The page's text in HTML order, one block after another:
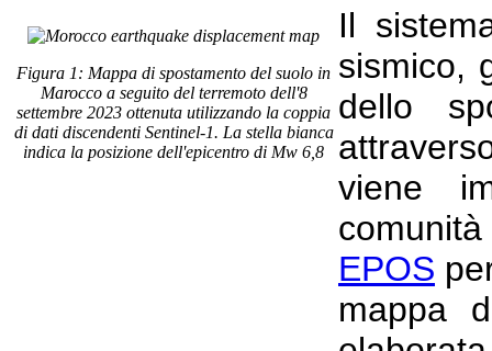
Figura 1: Mappa di spostamento del suolo in
Marocco a seguito del terremoto dell'8
settembre 2023 ottenuta utilizzando la coppia
di dati discendenti Sentinel-1. La stella bianca
indica la posizione dell'epicentro di Mw 6,8
Il
sismico,
dello
viene
EPOS
mappa